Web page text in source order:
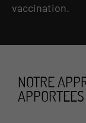
vaccination.
NOTRE
APPORTEES